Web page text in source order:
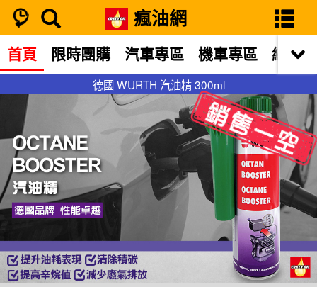
瘋油網
德國 WURTH 汽油精 300ml
首頁 限時團購 汽車專區 機車專區 網站
德國 WURTH 汽油精 300ml